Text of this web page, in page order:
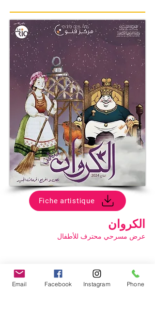
Fiche artistique
الكروان
عرض مسرحي محترف للأطفال
Email Facebook Instagram Phone